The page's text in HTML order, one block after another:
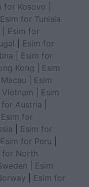
for Kosovo
Esim for Tunisia
Esim for
Esim for
Esim for
Kong
Esim
Esim
Esim
for Austria
Esim for
Esim for
Esim for Peru
for North
Esim
Esim for